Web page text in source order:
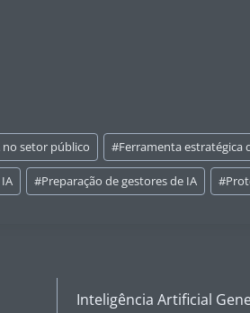
no setor público #Ferramenta estratégica
#Preparação de gestores de IA #
Inteligência Artificial